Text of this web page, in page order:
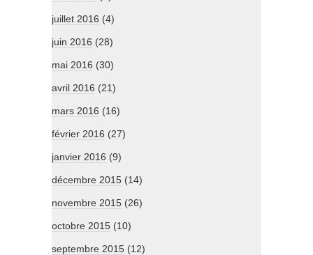
juillet 2016 (4)
juin 2016 (28)
mai 2016 (30)
avril 2016 (21)
mars 2016 (16)
février 2016 (27)
janvier 2016 (9)
décembre 2015 (14)
novembre 2015 (26)
octobre 2015 (10)
septembre 2015 (12)